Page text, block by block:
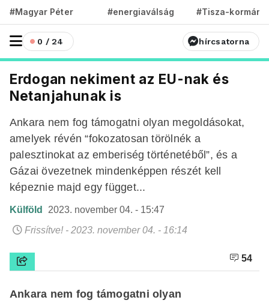
#Magyar Péter #energiaválság #Tisza-kormány
0 / 24 hírcsatorna
Erdogan nekiment az EU-nak és
Netanjahunak is
Ankara nem fog támogatni olyan megoldásokat,
amelyek révén “fokozatosan törölnék a
palesztinokat az emberiség történetéből”, és a
Gázai övezetnek mindenképpen részét kell
képeznie majd egy függet...
Külföld
2023. november 04. - 15:47
Frissítve! - 2023. november 04. - 16:14
54
Ankara nem fog támogatni olyan